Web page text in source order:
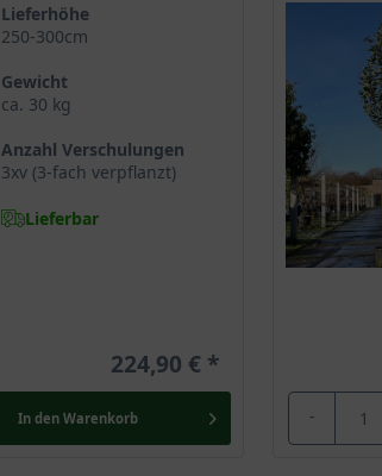
Lieferhöhe
250-300cm
Gewicht
ca. 30 kg
Anzahl Verschulungen
3xv (3-fach verpflanzt)
Lieferbar
224,90 €
In den Warenkorb -